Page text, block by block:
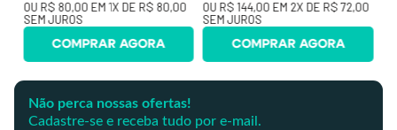
OU R$ 80,00 EM1X DE R$ 80,00
SEM JUROS
COMPRAR AGORA
OU R$ 144,00 EM 2X DE R$ 72,00
SEM JUROS
COMPRAR AGORA
Não perca nossas ofertas!
Cadastre-se e receba tudo por e-mail.